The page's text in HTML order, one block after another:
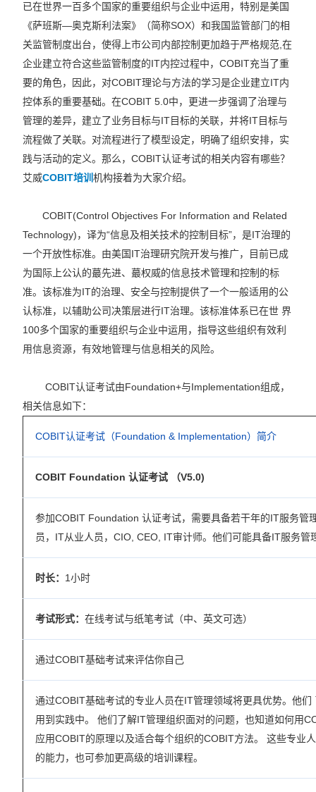
已在世界一百多个国家的重要组织与企业中运用，特别是美国
《萨班斯—奥克斯利法案》（简称SOX）和我国监管部门的相
关监管制度出台，使得上市公司内部控制更加趋于严格规范,在
企业建立符合这些监管制度的IT内控过程中，COBIT充当了重
要的角色，因此，对COBIT理论与方法的学习是企业建立IT内
控体系的重要基础。在COBIT 5.0中，更进一步强调了治理与
管理的差异，建立了业务目标与IT目标的关联，并将IT目标与
流程做了关联。对流程进行了模型设定，明确了组织安排，实
践与活动的定义。那么，COBIT认证考试的相关内容有哪些？
艾威COBIT培训机构接着为大家介绍。
COBIT(Control Objectives For Information and Related
Technology)，译为“信息及相关技术的控制目标”，是IT治理的
一个开放性标准。由美国IT治理研究院开发与推广，目前已成
为国际上公认的蕞先进、蕞权威的信息技术管理和控制的标
准。该标准为IT的治理、安全与控制提供了一个一般适用的公
认标准，以辅助公司决策层进行IT治理。该标准体系已在世 界
100多个国家的重要组织与企业中运用，指导这些组织有效利
用信息资源，有效地管理与信息相关的风险。
COBIT认证考试由Foundation+与Implementation组成，
相关信息如下：
COBIT认证考试（Foundation & Implementation）简介
COBIT Foundation 认证考试 （V5.0)
参加COBIT Foundation 认证考试，需要具备若干年的IT服务管
员，IT从业人员，CIO, CEO, IT审计师。他们可能具备IT服务管
时长： 1小时
考试形式：在线考试与纸笔考试（中、英文可选）
通过COBIT基础考试来评估你自己
通过COBIT基础考试的专业人员在IT管理领域将更具优势。他
用到实践中。 他们了解IT管理组织面对的问题，也知道如何用
应用COBIT的原理以及适合每个组织的COBIT方法。 这些专业
的能力，也可参加更高级的培训课程。